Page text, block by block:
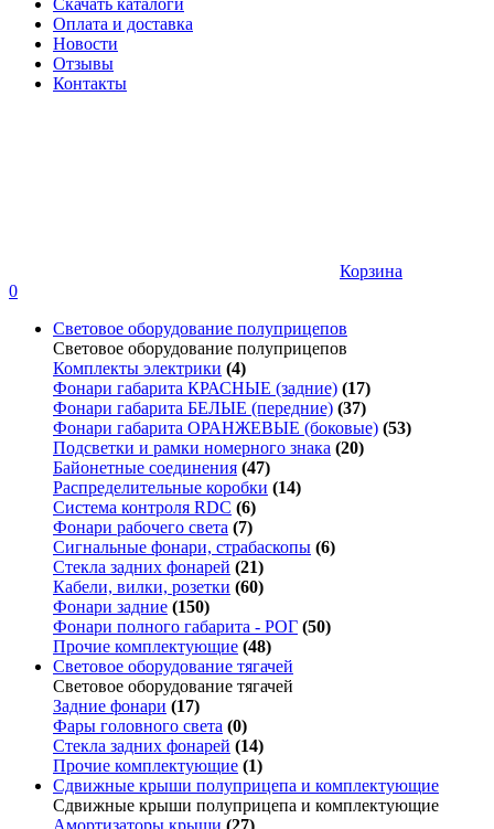
Скачать каталоги
Оплата и доставка
Новости
Отзывы
Контакты
Корзина
0
Световое оборудование полуприцепов
Световое оборудование полуприцепов
Комплекты электрики (4)
Фонари габарита КРАСНЫЕ (задние) (17)
Фонари габарита БЕЛЫЕ (передние) (37)
Фонари габарита ОРАНЖЕВЫЕ (боковые) (53)
Подсветки и рамки номерного знака (20)
Байонетные соединения (47)
Распределительные коробки (14)
Система контроля RDC (6)
Фонари рабочего света (7)
Сигнальные фонари, страбаскопы (6)
Стекла задних фонарей (21)
Кабели, вилки, розетки (60)
Фонари задние (150)
Фонари полного габарита - РОГ (50)
Прочие комплектующие (48)
Световое оборудование тягачей
Световое оборудование тягачей
Задние фонари (17)
Фары головного света (0)
Стекла задних фонарей (14)
Прочие комплектующие (1)
Сдвижные крыши полуприцепа и комплектующие
Сдвижные крыши полуприцепа и комплектующие
Амортизаторы крыши (27)